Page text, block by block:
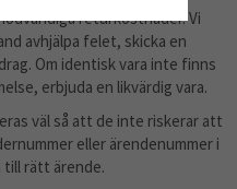
returkostnader. Vi
avhjälpa felet, skicka en
Om identisk vara inte finns
erbjuda en likvärdig vara.
väl så att de inte riskerar att
eller ärendenummer i
rätt ärende.